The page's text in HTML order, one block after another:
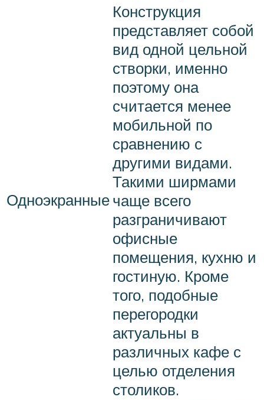
Одноэкранные
Конструкция
представляет собой
вид одной цельной
створки, именно
поэтому она
считается менее
мобильной по
сравнению с
другими видами.
Такими ширмами
чаще всего
разграничивают
офисные
помещения, кухню и
гостиную. Кроме
того, подобные
перегородки
актуальны в
различных кафе с
целью отделения
столиков.